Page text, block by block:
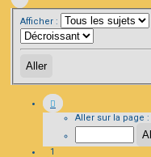
Afficher :
Aller sur la page :
1